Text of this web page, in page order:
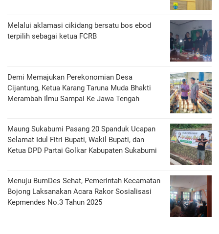
Melalui aklamasi cikidang bersatu bos ebod
terpilih sebagai ketua FCRB
Demi Memajukan Perekonomian Desa
Cijantung, Ketua Karang Taruna Muda Bhakti
Merambah Ilmu Sampai Ke Jawa Tengah
Maung Sukabumi Pasang 20 Spanduk Ucapan
Selamat Idul Fitri Bupati, Wakil Bupati, dan
Ketua DPD Partai Golkar Kabupaten Sukabumi
Menuju BumDes Sehat, Pemerintah Kecamatan
Bojong Laksanakan Acara Rakor Sosialisasi
Kepmendes No.3 Tahun 2025